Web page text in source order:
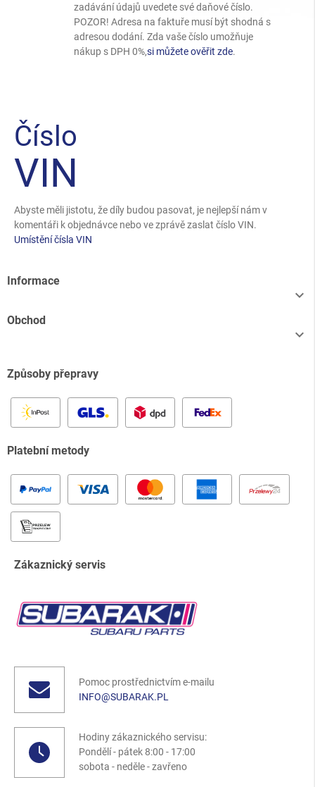
zadávání údajů uvedete své daňové číslo.
POZOR! Adresa na faktuře musí být shodná s
adresou dodání. Zda vaše číslo umožňuje
nákup s DPH 0%,si můžete ověřit zde.
Číslo
VIN
Abyste měli jistotu, že díly budou pasovat, je nejlepší nám v
komentáři k objednávce nebo ve zprávě zaslat číslo VIN.
Umístění čísla VIN
Informace

Obchod

Způsoby přepravy
Platební metody
Zákaznický servis
Pomoc prostřednictvím e-mailu
INFO@SUBARAK.PL
Hodiny zákaznického servisu:
Pondělí - pátek 8:00 - 17:00
sobota - neděle - zavřeno